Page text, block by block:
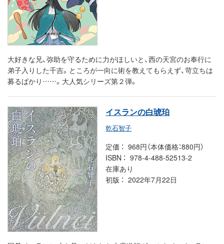
大好きな兄、弥助を守るために力がほしいと、西の天宮のお奉行に
弟子入りした千吉。ところが一向に術を教えてもらえず、苛立ちは
募るばかり……。大人気シリーズ第２弾。
イスランの白琥珀
乾石智子
定価
968円（本体価格：880円）
ISBN
978-4-488-52513-2
在庫あり
初版
2022年7月22日